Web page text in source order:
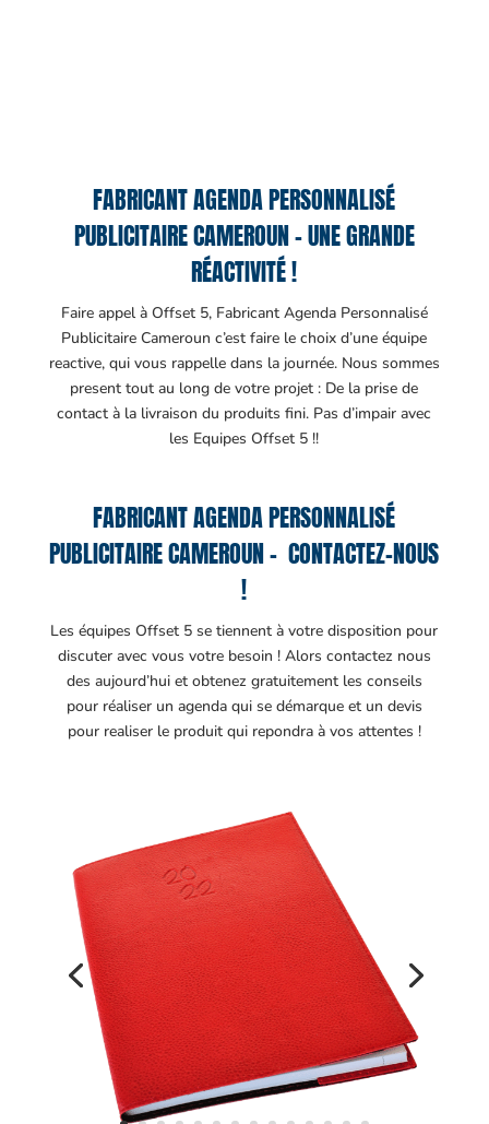
FABRICANT AGENDA PERSONNALISÉ
PUBLICITAIRE CAMEROUN – UNE GRANDE
RÉACTIVITÉ !
Faire appel à Offset 5, Fabricant Agenda Personnalisé
Publicitaire Cameroun c’est faire le choix d’une équipe
reactive, qui vous rappelle dans la journée. Nous sommes
present tout au long de votre projet : De la prise de
contact à la livraison du produits fini. Pas d’impair avec
les Equipes Offset 5 !!
FABRICANT AGENDA PERSONNALISÉ
PUBLICITAIRE CAMEROUN – CONTACTEZ-NOUS
!
Les équipes Offset 5 se tiennent à votre disposition pour
discuter avec vous votre besoin ! Alors contactez nous
des aujourd’hui et obtenez gratuitement les conseils
pour réaliser un agenda qui se démarque et un devis
pour realiser le produit qui repondra à vos attentes !